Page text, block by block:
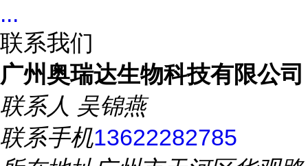
...
联系我们
广州奥瑞达生物科技有限公司
联系人 吴锦燕
联系手机13622282785